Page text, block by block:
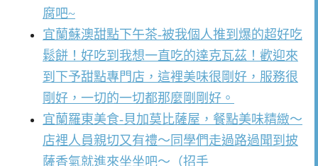
腐吧~
宜蘭蘇澳甜點下午茶-被我個人推到爆的超好吃
鬆餅！好吃到我想一直吃的達克瓦茲！歡迎來
到下予甜點專門店，這裡美味很剛好，服務很
剛好，一切的一切都那麼剛剛好。
宜蘭羅東美食-貝加莫比薩屋，餐點美味精緻～
店裡人員親切又有禮～同學們走過路過聞到披
薩香氣就進來坐坐吧～（招手